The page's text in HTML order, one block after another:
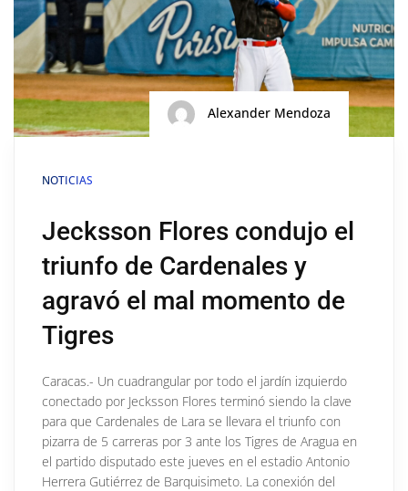
Alexander Mendoza
NOTICIAS
Jecksson Flores condujo el
triunfo de Cardenales y
agravó el mal momento de
Tigres
Caracas.- Un cuadrangular por todo el jardín izquierdo
conectado por Jecksson Flores terminó siendo la clave
para que Cardenales de Lara se llevara el triunfo con
pizarra de 5 carreras por 3 ante los Tigres de Aragua en
el partido disputado este jueves en el estadio Antonio
Herrera Gutiérrez de Barquisimeto. La conexión del